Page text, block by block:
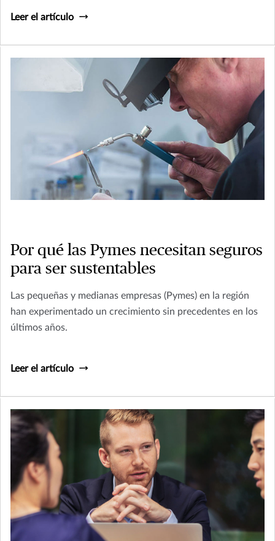
Leer el artículo
Por qué las Pymes necesitan seguros
para ser sustentables
Las pequeñas y medianas empresas (Pymes) en la región
han experimentado un crecimiento sin precedentes en los
últimos años.
Leer el artículo